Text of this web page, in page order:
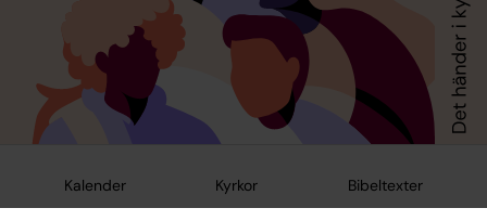
Kalender Kyrkor Bibeltexter